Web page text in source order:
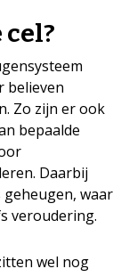
believen
Zo zijn er ook
bepaalde
Daarbij
waar
veroudering.
wel nog